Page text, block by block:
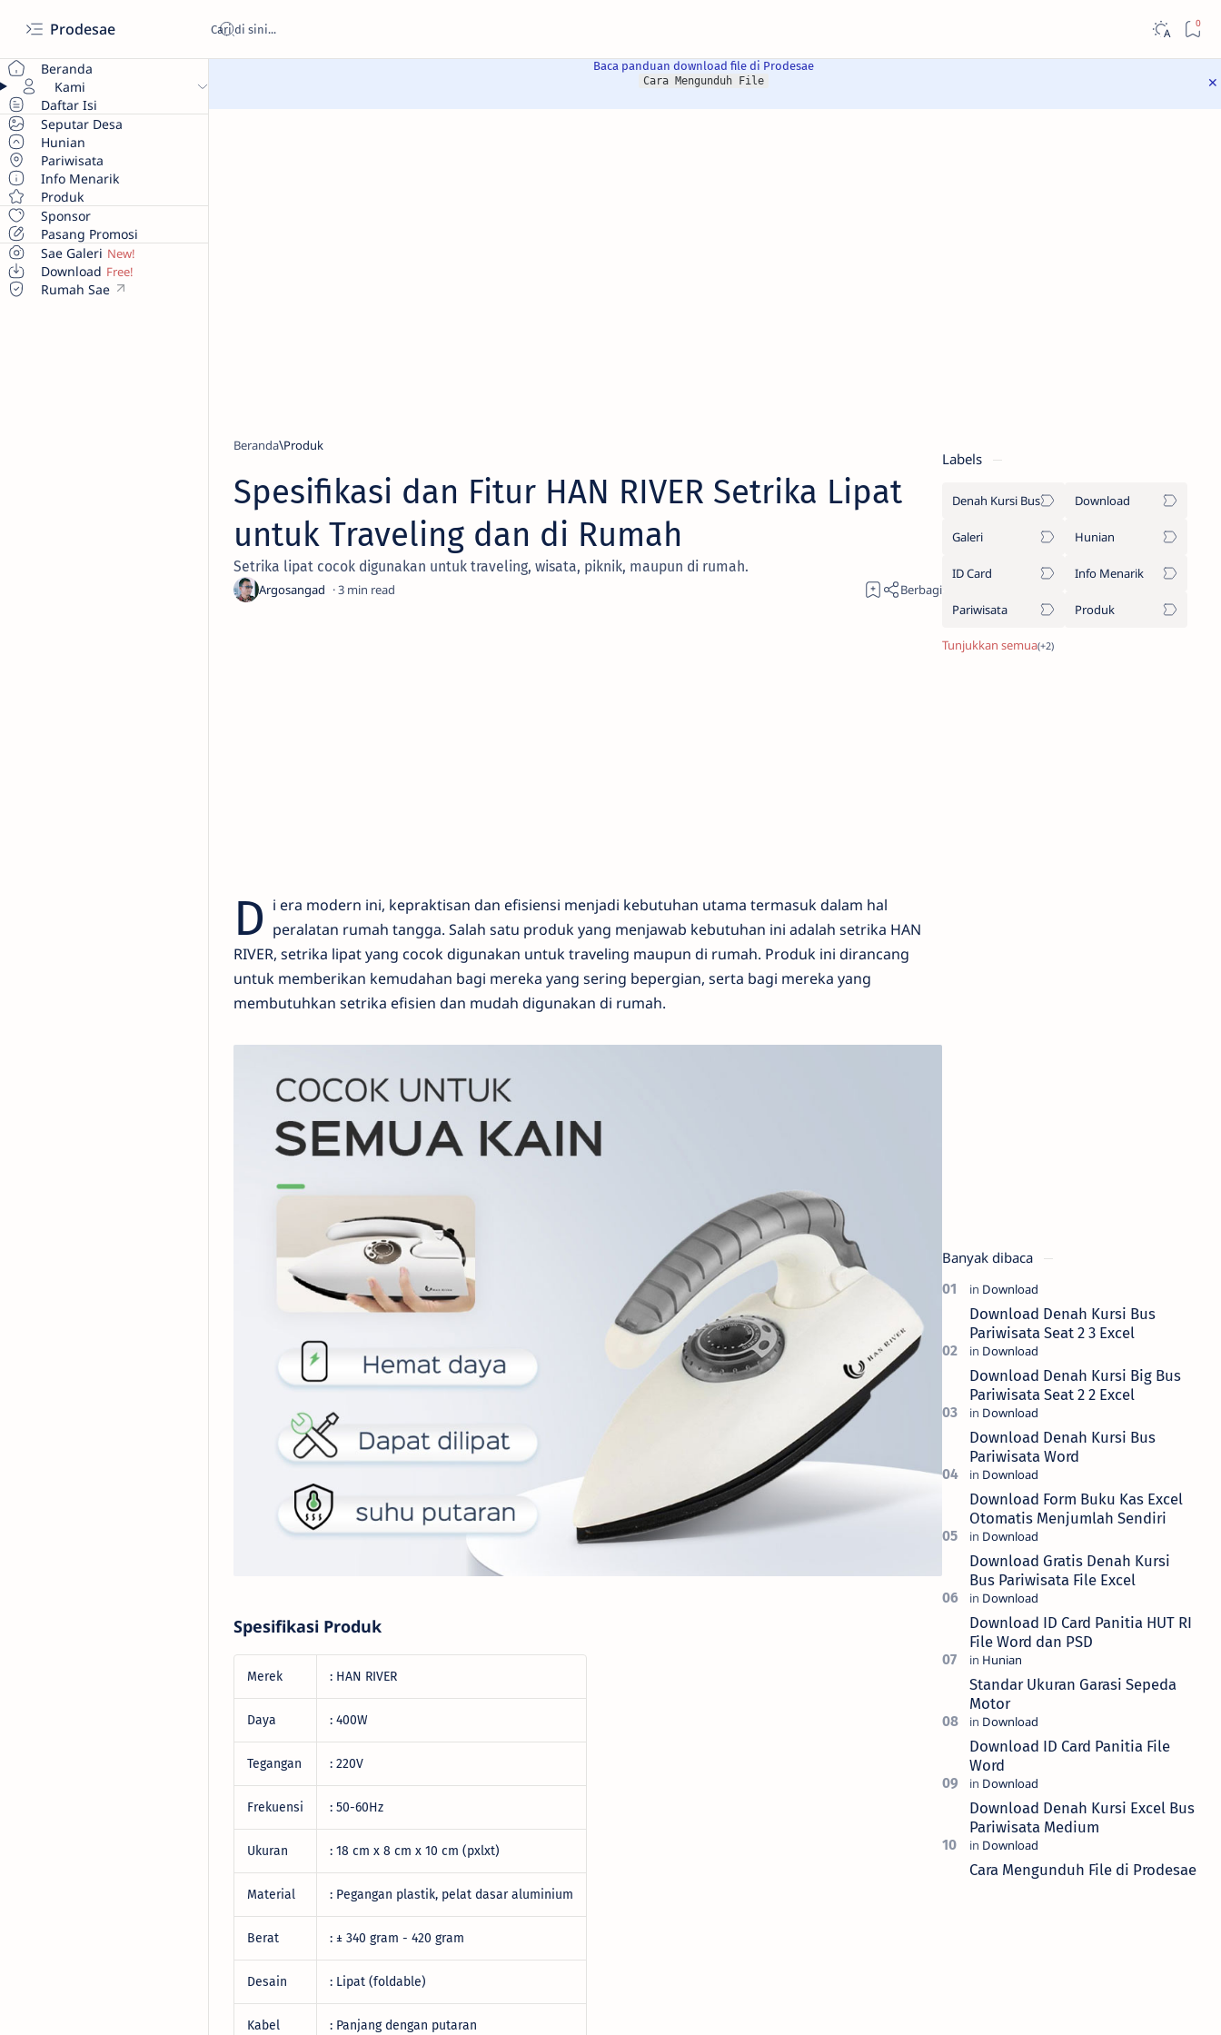
Prodesae
Beranda
Kami
Daftar Isi
Seputar Desa
Hunian
Pariwisata
Info Menarik
Produk
Sponsor
Pasang Promosi
Sae Galeri
Download
Rumah Sae
Baca panduan download file di Prodesae
Cara Mengunduh File
Beranda Produk
Spesifikasi dan Fitur HAN RIVER Setrika Lipat
untuk Traveling dan di Rumah
Setrika lipat cocok digunakan untuk traveling, wisata, piknik, maupun di rumah.
3
D i era modern ini, kepraktisan dan efisiensi menjadi kebutuhan utama termasuk dalam hal
peralatan rumah tangga. Salah satu produk yang menjawab kebutuhan ini adalah setrika HAN
RIVER, setrika lipat yang cocok digunakan untuk traveling maupun di rumah. Produk ini dirancang
untuk memberikan kemudahan bagi mereka yang sering bepergian, serta bagi mereka yang
membutuhkan setrika efisien dan mudah digunakan di rumah.
Spesifikasi Produk
Merek : HAN RIVER
Daya : 400W
Tegangan : 220V
Frekuensi : 50-60Hz
Ukuran : 18 cm x 8 cm x 10 cm (pxlxt)
Material : Pegangan plastik, pelat dasar aluminium
Berat : ± 340 gram - 420 gram
Desain : Lipat (foldable)
Kabel : Panjang dengan putaran
Labels
Denah Kursi Bus Download
Galeri Hunian
ID Card Info Menarik
Pariwisata Produk
Banyak dibaca
Download Denah Kursi Bus
Pariwisata Seat 2 3 Excel
Download Denah Kursi Big Bus
Pariwisata Seat 2 2 Excel
Download Denah Kursi Bus
Pariwisata Word
Download Form Buku Kas Excel
Otomatis Menjumlah Sendiri
Download Gratis Denah Kursi
Bus Pariwisata File Excel
Download ID Card Panitia HUT RI
File Word dan PSD
Standar Ukuran Garasi Sepeda
Motor
Download ID Card Panitia File
Word
Download Denah Kursi Excel Bus
Pariwisata Medium
Cara Mengunduh File di Prodesae